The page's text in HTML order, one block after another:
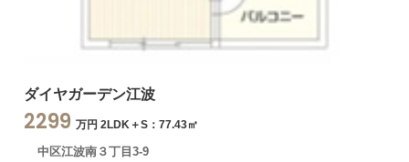
ダイヤガーデン江波
2299 万円 2LDK＋S：77.43㎡
中区江波南３丁目3-9